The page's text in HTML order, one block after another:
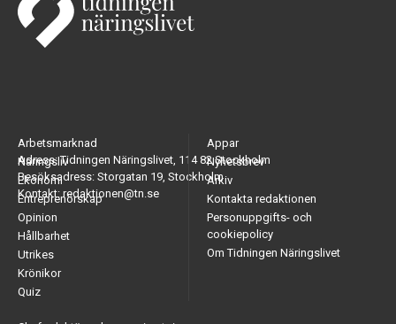
Adress: Tidningen Näringslivet, 114 82 Stockholm
Besöksadress: Storgatan 19, Stockholm
Kontakt: redaktionen@tn.se
Arbetsmarknad
Näringsliv
Ekonomi
Entreprenörskap
Opinion
Hållbarhet
Utrikes
Krönikor
Quiz
Appar
Nyhetsbrev
Arkiv
Kontakta redaktionen
Personuppgifts- och
cookiepolicy
Om Tidningen Näringslivet